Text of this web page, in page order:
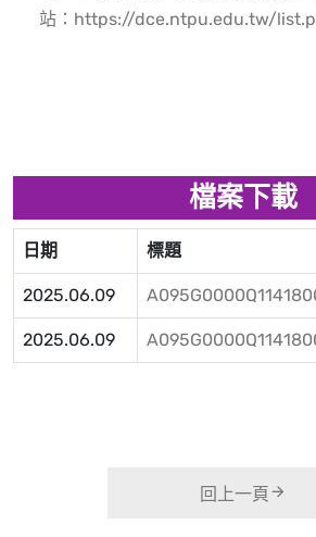
站：https://dce.ntpu.edu.tw/
檔案下載
日期 標題
2025.06.09
2025.06.09
回上一頁